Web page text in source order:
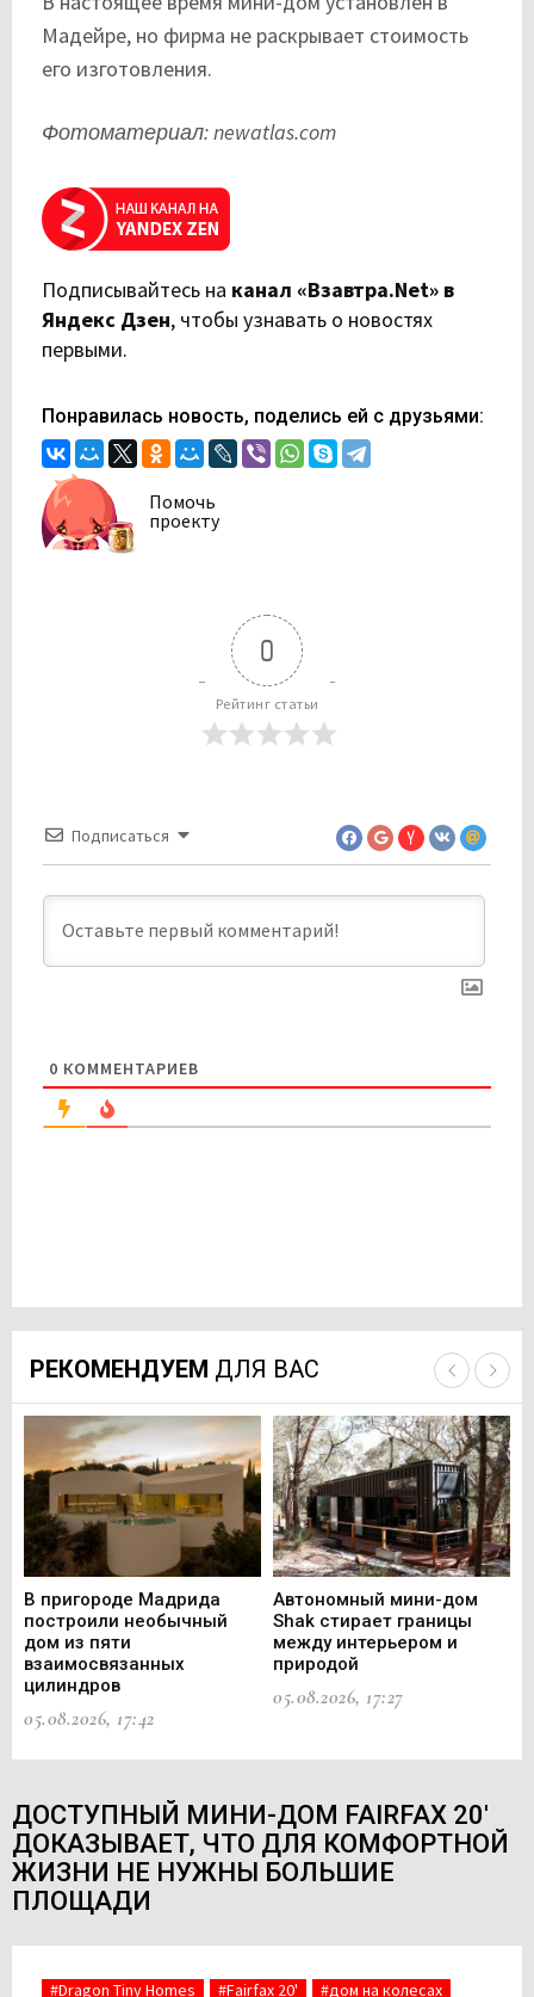
Мадейре, но фирма не раскрывает стоимость
его изготовления.
Фотоматериал: newatlas.com
Подписывайтесь на канал «Взавтра.Net» в
Яндекс Дзен, чтобы узнавать о новостях
первыми.
Понравилась новость, поделись ей с друзьями:
Помочь
проекту
0
Рейтинг статьи
Подписаться
0 КОММЕНТАРИЕВ
РЕКОМЕНДУЕМ ДЛЯ ВАС
В пригороде Мадрида
построили необычный
дом из пяти
взаимосвязанных
цилиндров
05.08.2026, 17:42
Автономный мини-дом
Shak стирает границы
между интерьером и
природой
05.08.2026, 17:27
ДОСТУПНЫЙ МИНИ-ДОМ FAIRFAX 20'
ДОКАЗЫВАЕТ, ЧТО ДЛЯ КОМФОРТНОЙ
ЖИЗНИ НЕ НУЖНЫ БОЛЬШИЕ
ПЛОЩАДИ
#Dragon Tiny Homes #Fairfax 20' #дом на колесах